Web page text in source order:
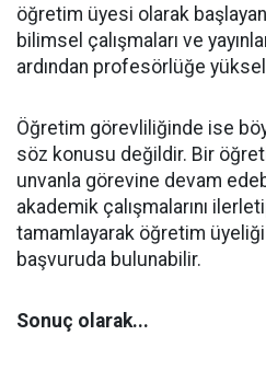
öğretim üyesi olarak
bilimsel çalışmaları ve
ardından profesörlüğe
Öğretim görevliliğinde ise
söz konusu değildir. Bir
unvanla görevine devam
akademik çalışmalarını
tamamlayarak öğretim
başvuruda bulunabilir.
Sonuç olarak...